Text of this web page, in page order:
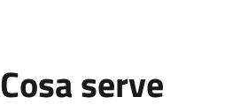
Cosa serve